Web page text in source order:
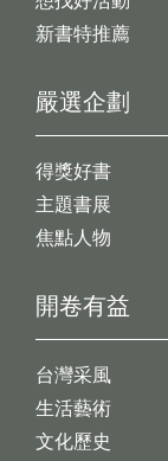
新書特推薦
開卷有益
台灣采風
生活藝術
文化歷史
嚴選企劃
得獎好書
主題書展
焦點人物